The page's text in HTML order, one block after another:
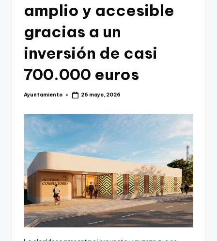
amplio y accesible
gracias a un
inversión de casi
700.000 euros
Publicado
Ayuntamiento 26 mayo, 2026